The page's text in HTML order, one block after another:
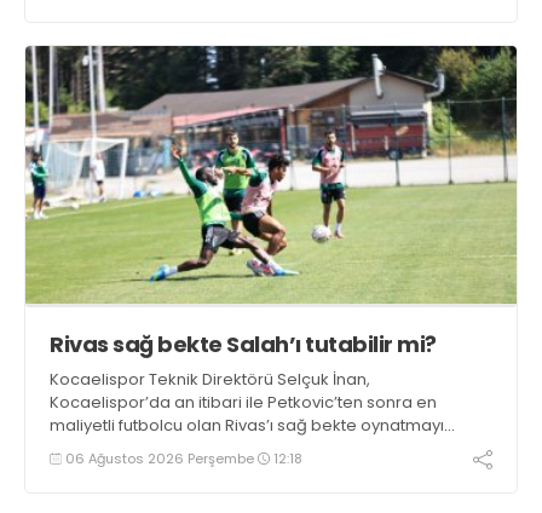
Rivas sağ bekte Salah’ı tutabilir mi?
Kocaelispor Teknik Direktörü Selçuk İnan,
Kocaelispor’da an itibari ile Petkovic’ten sonra en
maliyetli futbolcu olan Rivas’ı sağ bekte oynatmayı
düşünüyor.
06 Ağustos 2026 Perşembe 12:18